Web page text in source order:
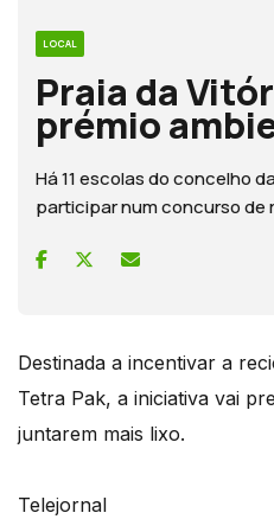
LOCAL
Praia da
prémio
Há 11 escolas do concelho
participar num concurso de
Destinada a incentivar a
Tetra Pak, a iniciativa vai
juntarem mais lixo.
Telejornal